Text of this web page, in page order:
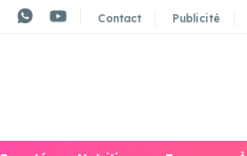
Contact Publicité